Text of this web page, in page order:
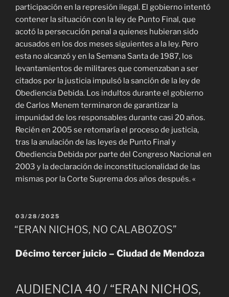
participación en la represión ilegal. El gobierno intentó
contener la situación con la ley de Punto Final, que
acotó la persecución penal a quienes hubieran sido
acusados en los dos meses siguientes a la ley. Pero
esta no alcanzó y en la Semana Santa de 1987, los
levantamientos de militares que comenzaban a ser
citados por la justicia impulsó la sanción de la ley de
Obediencia Debida. Los indultos durante el gobierno
de Carlos Menem terminaron de garantizar la
impunidad de los responsables durante casi 20 años.
Recién en 2005 se retomaría el proceso de justicia,
tras la anulación de las leyes de Punto Final y
Obediencia Debida por parte del Congreso Nacional en
2003 y la declaración de inconstitucionalidad de las
mismas por la Corte Suprema dos años después. «
PUBLICADO
EL
03/28/2025
“ERAN NICHOS, NO CALABOZOS”
Décimo tercer juicio – Ciudad de Mendoza
AUDIENCIA 40 / “ERAN NICHOS,